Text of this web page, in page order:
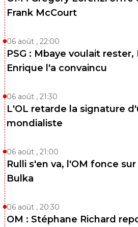
Frank McCourt
06 août , 22:00
PSG : Mbaye voulait rester,
Enrique l'a convaincu
06 août , 21:30
L'OL retarde la signature
mondialiste
06 août , 21:00
Rulli s'en va, l'OM fonce
Bulka
06 août , 20:30
OM : Stéphane Richard